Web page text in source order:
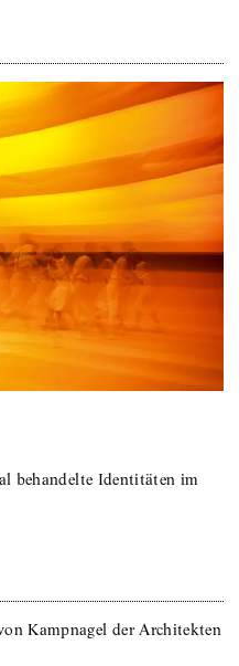
behandelte Identitäten im